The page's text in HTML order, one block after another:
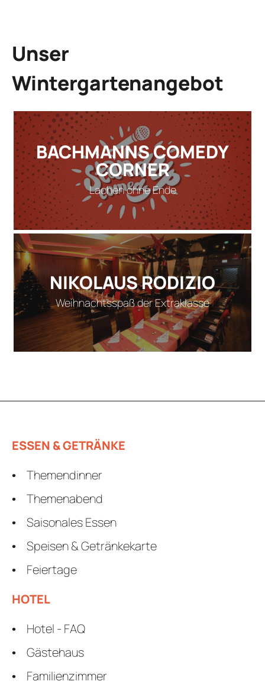
Unser
Wintergartenangebot
BACHMANNS COMEDY
CORNER
Lachen ohne Ende
NIKOLAUS RODIZIO
Weihnachtsspaß der Extraklasse
ESSEN & GETRÄNKE
Themendinner
Themenabend
Saisonales Essen
Speisen & Getränkekarte
Feiertage
HOTEL
Hotel - FAQ
Gästehaus
Familienzimmer